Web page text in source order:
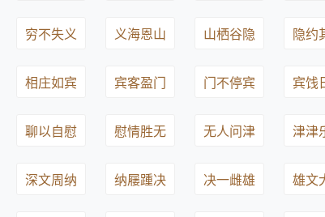
穷不失义 义海恩山 山栖谷隐 隐约
相庄如宾 宾客盈门 门不停宾 宾饯
聊以自慰 慰情胜无 无人问津 津津
深文周纳 纳屦踵决 决一雌雄 雄文